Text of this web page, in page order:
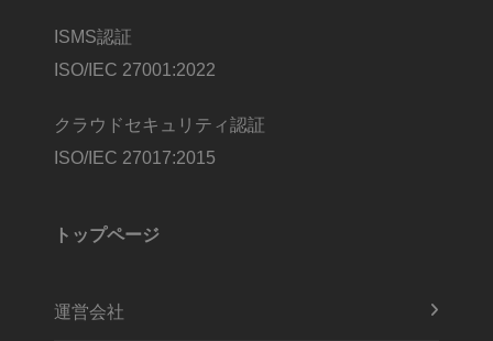
ISMS認証
ISO/IEC 27001:2022
クラウドセキュリティ認証
ISO/IEC 27017:2015
トップページ
運営会社